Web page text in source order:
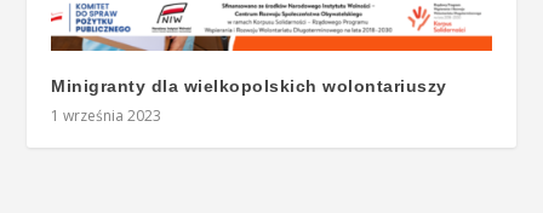
Minigranty dla wielkopolskich wolontariuszy
1 września 2023